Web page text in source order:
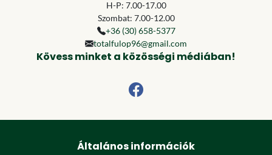
H-P: 7.00-17.00
Szombat: 7.00-12.00
+36 (30) 658-5377
totalfulop96@gmail.com
Kövess minket a közösségi médiában!
Általános információk